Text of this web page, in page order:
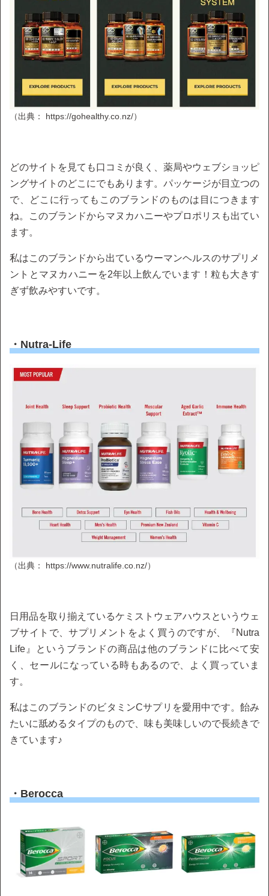
（出典： https://gohealthy.co.nz/）
どのサイトを見ても口コミが良く、薬局やウェブショッピ
ングサイトのどこにでもあります。パッケージが目立つの
で、どこに行ってもこのブランドのものは目につきます
ね。このブランドからマヌカハニーやプロポリスも出てい
ます。
私はこのブランドから出ているウーマンヘルスのサプリメ
ントとマヌカハニーを2年以上飲んでいます！粒も大きす
ぎず飲みやすいです。
・Nutra-Life
（出典： https://www.nutralife.co.nz/）
日用品を取り揃えているケミストウェアハウスというウェ
ブサイトで、サプリメントをよく買うのですが、『Nutra
Life』というブランドの商品は他のブランドに比べて安
く、セールになっている時もあるので、よく買っていま
す。
私はこのブランドのビタミンCサプリを愛用中です。飴み
たいに舐めるタイプのもので、味も美味しいので長続きで
きています♪
・Berocca